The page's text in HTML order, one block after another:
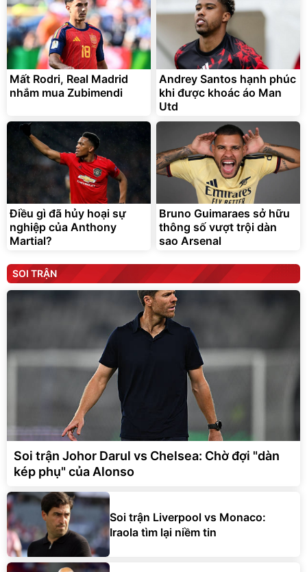
Mất Rodri, Real Madrid
nhắm mua Zubimendi
Andrey Santos hạnh phúc
khi được khoác áo Man
Utd
Điều gì đã hủy hoại sự
nghiệp của Anthony
Martial?
Bruno Guimaraes sở hữu
thông số vượt trội dàn
sao Arsenal
SOI TRẬN
Soi trận Johor Darul vs Chelsea: Chờ đợi "dàn
kép phụ" của Alonso
Soi trận Liverpool vs Monaco:
Iraola tìm lại niềm tin